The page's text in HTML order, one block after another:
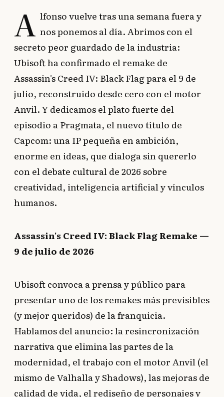
A lfonso vuelve tras una semana fuera y
nos ponemos al día. Abrimos con el
secreto peor guardado de la industria:
Ubisoft ha confirmado el remake de
Assassin's Creed IV: Black Flag para el 9 de
julio, reconstruido desde cero con el motor
Anvil. Y dedicamos el plato fuerte del
episodio a Pragmata, el nuevo título de
Capcom: una IP pequeña en ambición,
enorme en ideas, que dialoga sin quererlo
con el debate cultural de 2026 sobre
creatividad, inteligencia artificial y vínculos
humanos.
Assassin's Creed IV: Black Flag Remake —
9 de julio de 2026
Ubisoft convoca a prensa y público para
presentar uno de los remakes más previsibles
(y mejor queridos) de la franquicia.
Hablamos del anuncio: la resincronización
narrativa que elimina las partes de la
modernidad, el trabajo con el motor Anvil (el
mismo de Valhalla y Shadows), las mejoras de
calidad de vida, el rediseño de personajes y